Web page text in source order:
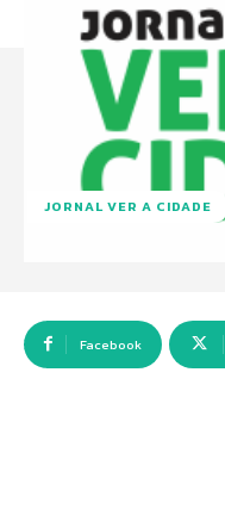
JORNAL VER A CIDADE
Facebook